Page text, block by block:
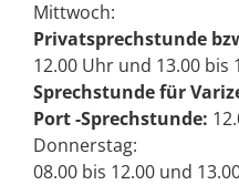
Mittwoch:
Privatsprechstunde
12.00 Uhr und 13.00 bis
Sprechstunde für
Port -Sprechstunde:
Donnerstag:
08.00 bis 12.00 und